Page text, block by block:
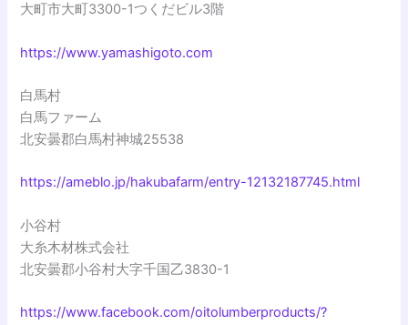
大町市大町3300-1つくだビル3階
https://www.yamashigoto.com
白馬村
白馬ファーム
北安曇郡白馬村神城25538
https://ameblo.jp/hakubafarm/entry-12132187745.html
小谷村
大糸木材株式会社
北安曇郡小谷村大字千国乙3830-1
https://www.facebook.com/oitolumberproducts/?